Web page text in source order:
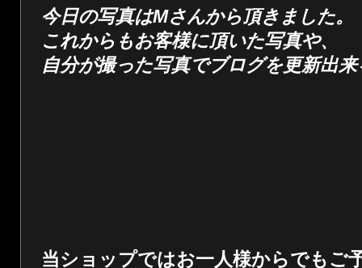
今日の写真はMさんから頂きました。
これからもお客様に頂いた写真や、
自分が撮った写真でブログを更新出
当ショップではお一人様からでもご